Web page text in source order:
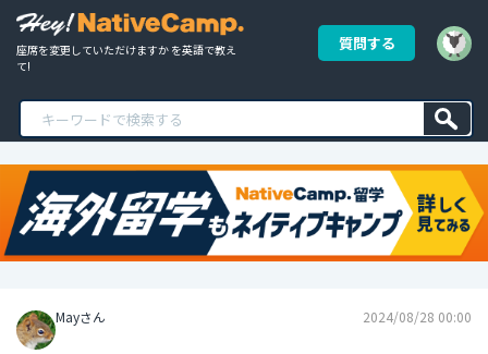
座席を変更していただけますか を英語で教え
て!
質問する
Mayさん 2024/08/28 00:00